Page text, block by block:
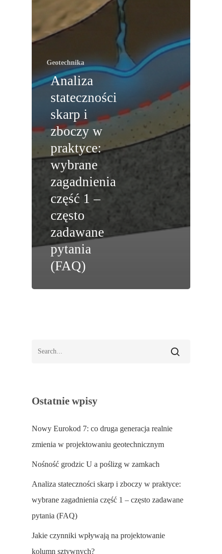
Geotechnika
Analiza
stateczności
skarp i
zboczy w
praktyce:
wybrane
zagadnienia
część 1 –
często
zadawane
pytania
(FAQ)
Ostatnie wpisy
Nowy Eurokod 7: co druga generacja realnie
zmienia w projektowaniu geotechnicznym
Nośność grodzic U a poślizg w zamkach
Analiza stateczności skarp i zboczy w praktyce:
wybrane zagadnienia część 1 – często zadawane
pytania (FAQ)
Jakie czynniki wpływają na projektowanie
kolumn sztywnych?